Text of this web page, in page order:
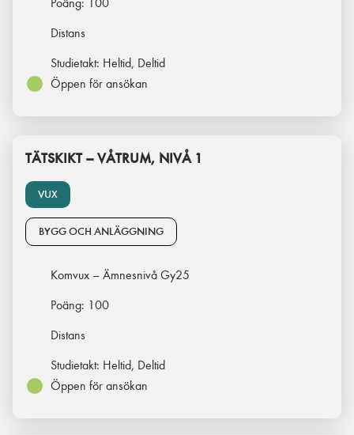
Distans
Studietakt: Heltid, Deltid
Öppen för ansökan
VUX
TÄTSKIKT – VÅTRUM, NIVÅ 1
BYGG OCH ANLÄGGNING
Komvux – Ämnesnivå Gy25
Poäng: 100
Distans
Studietakt: Heltid, Deltid
Öppen för ansökan